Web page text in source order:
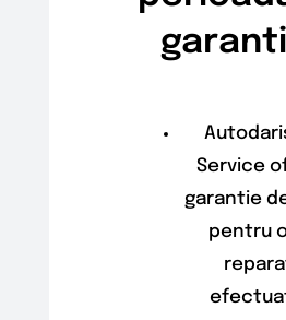
Service
garantie
pentru